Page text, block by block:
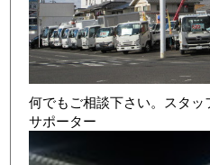
何でもご相談下さい。スタ
サポーター